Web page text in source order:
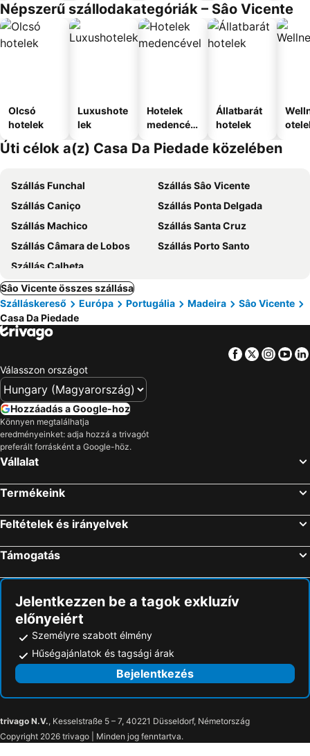
Népszerű szállodakategóriák – Sâo Vicente
Olcsó
hotelek
Luxushote
lek
Hotelek
medencév
Állatbarát
hotelek
Úti célok a(z) Casa Da Piedade közelében
Szállás Funchal
Szállás Sâo Vicente
Szállás Caniço
Szállás Ponta Delgada
Szállás Machico
Szállás Santa Cruz
Szállás Câmara de Lobos
Szállás Porto Santo
Szállás Calheta
Sâo Vicente összes szállása
Szálláskereső
Európa Portugália Madeira
Sâo Vicente
Casa Da Piedade
Facebook
Twitter
Válasszon országot
Hozzáadás a Google-hoz
Könnyen megtalálhatja
eredményeinket: adja hozzá a trivagót
preferált forrásként a Google-höz.
Vállalat
Termékeink
Feltételek és irányelvek
Támogatás
Jelentkezzen be a tagok exkluzív
előnyeiért
Személyre szabott élmény
Hűségajánlatok és tagsági árak
Bejelentkezés
trivago N.V., Kesselstraße 5 – 7, 40221 Düsseldorf, Németország
Copyright 2026 trivago | Minden jog fenntartva.